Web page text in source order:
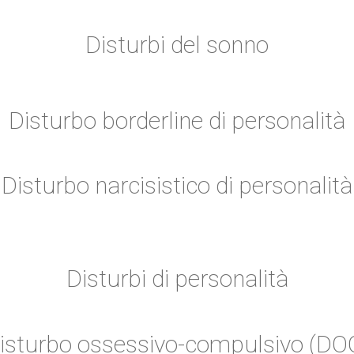
Disturbi del sonno
Disturbo borderline di personalità
Disturbo narcisistico di personalità
Disturbi di personalità
ossessivo-compulsivo